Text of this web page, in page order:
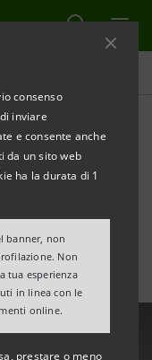
consenso
inviare
e consente anche
da un sito web
ha la durata di 1
banner, non
Non
tua esperienza
in linea con le
online.
prestare o meno